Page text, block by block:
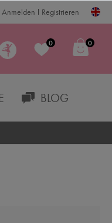
Anmelden Registrieren
0 0
BLOG